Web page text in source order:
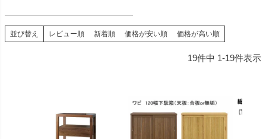
並び替え レビュー順 新着順 価格が安い順 価格が高い順
19件中 1-19件表示